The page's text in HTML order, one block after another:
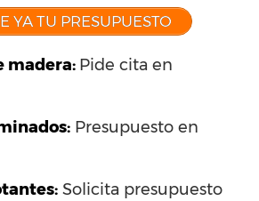
YA TU PRESUPUESTO
madera: Pide cita en
: Presupuesto en
Solicita presupuesto